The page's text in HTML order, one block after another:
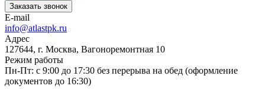
Заказать звонок
E-mail
info@atlastpk.ru
Адрес
127644, г. Москва, Вагоноремонтная 10
Режим работы
Пн-Пт: с 9:00 до 17:30 без перерыва на обед (оформление
документов до 16:30)